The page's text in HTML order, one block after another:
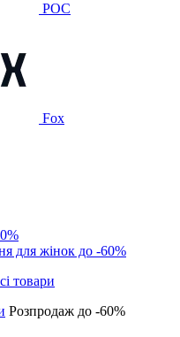
POC
Fox
для жінок до -60%
Розпродаж до -60%